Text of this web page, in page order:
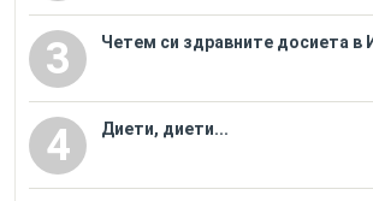
3 Четем си здравните досиета в
4 Диети, диети...